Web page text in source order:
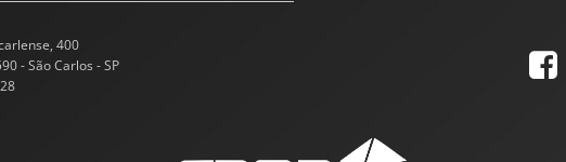
400
- São Carlos - SP